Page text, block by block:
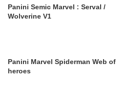
Panini Semic Marvel : Serval /
Wolverine V1
Panini Marvel Spiderman Web of
heroes